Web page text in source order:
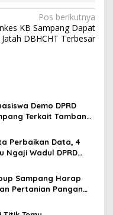
Pos berikutnya
KB Sampang Dapat
Jatah DBHCHT Terbesar
Demo DPRD
Terkait Tambang
Perbaikan Data, 4
Ngaji Wadul DPRD
Sampang Harap
Pertanian Pangan